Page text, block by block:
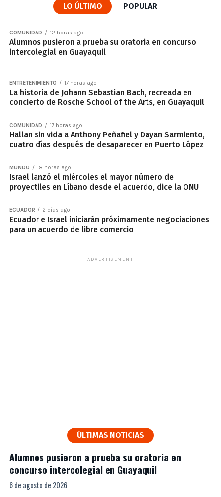
LO ÚLTIMO POPULAR
COMUNIDAD 12 horas ago
Alumnos pusieron a prueba su oratoria en concurso
intercolegial en Guayaquil
ENTRETENIMIENTO 17 horas ago
La historia de Johann Sebastian Bach, recreada en
concierto de Rosche School of the Arts, en Guayaquil
COMUNIDAD 17 horas ago
Hallan sin vida a Anthony Peñafiel y Dayan Sarmiento,
cuatro días después de desaparecer en Puerto López
MUNDO 18 horas ago
Israel lanzó el miércoles el mayor número de
proyectiles en Líbano desde el acuerdo, dice la ONU
ECUADOR 2 días ago
Ecuador e Israel iniciarán próximamente negociaciones
para un acuerdo de libre comercio
ADVERTISEMENT
ÚLTIMAS NOTICIAS
Alumnos pusieron a prueba su oratoria en
concurso intercolegial en Guayaquil
6 de agosto de 2026